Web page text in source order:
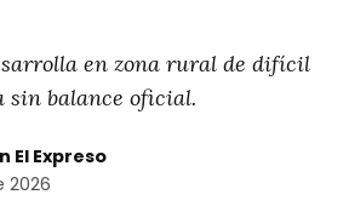
en zona rural de difícil
sin balance oficial.
El Expreso
2026